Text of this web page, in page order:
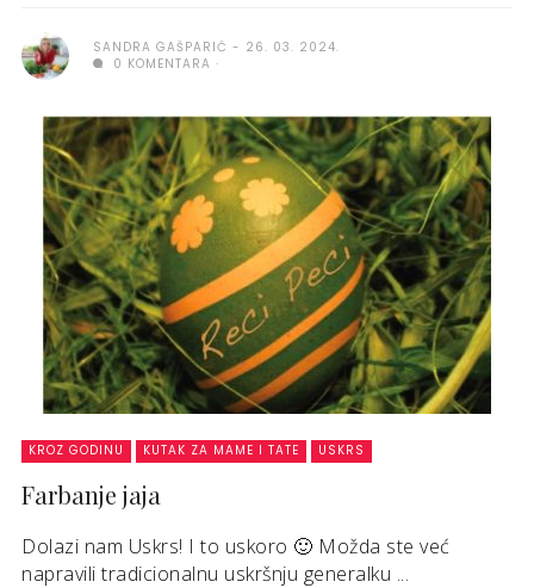
SANDRA GAŠPARIĆ
26. 03. 2024.
0 KOMENTARA
KROZ GODINU KUTAK ZA MAME I TATE USKRS
Farbanje jaja
Dolazi nam Uskrs! I to uskoro 🙂 Možda ste već
napravili tradicionalnu uskršnju generalku ...